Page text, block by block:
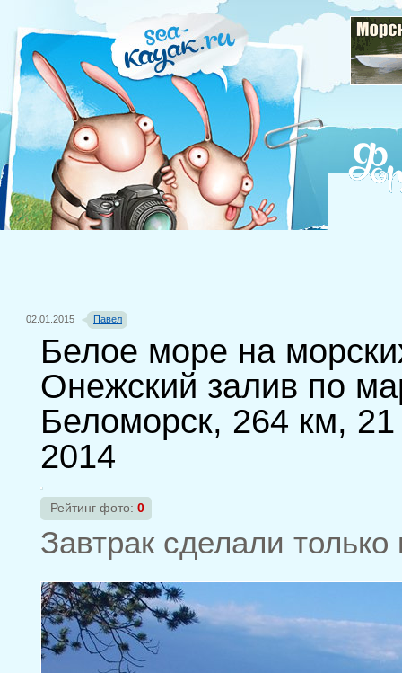
02.01.2015 Павел
Белое море на
Онежский залив по
Беломорск, 264 км,
2014
Рейтинг фото: 0
Завтрак сделали